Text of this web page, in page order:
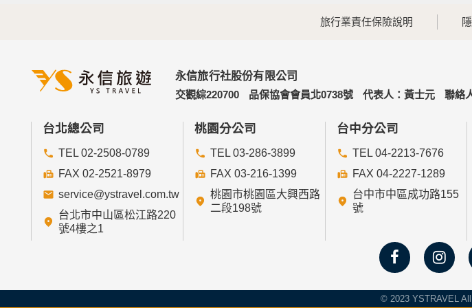
旅行業責任保險說明
永信旅行社股份有限公司
交觀綜220700
品保協會會員北0738號 代表人：黃士元 聯絡
台北總公司
TEL 02-2508-0789
FAX 02-2521-8979
service@ystravel.com.tw
台北市中山區松江路220
號4樓之1
桃園分公司
TEL 03-286-3899
FAX 03-216-1399
桃園市桃園區大興西路
二段198號
台中分公司
TEL 04-2213-7676
FAX 04-2227-1289
台中市中區成功路155
號
© 2023 YSTRAVEL